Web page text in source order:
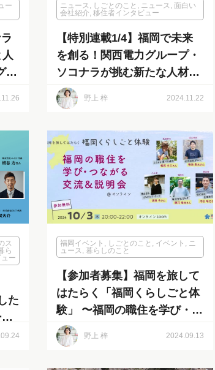
ー
ル
ニュース , しごとのこと , ニュース , 面白い
会社紹介,移住者インタビュー
【特別連載1/4】福岡で未来
を創る！関西電力グループ・
ソコナラが挑む新たな人材マ
ッチング ～ 代表 三宅庸介
氏、単独インタビュー
野上 梓 2024.11.22
ス
ら
ー
た
ら
福岡イベント , しごとのこと , イベント , ニ
ュース ,暮らしのこと
【参加者募集】福岡を旅して
はたらく「福岡くらしごと体
験」 〜福岡の職住を学び・つ
ながる交流&説明会〜
野上 梓 2024.09.13